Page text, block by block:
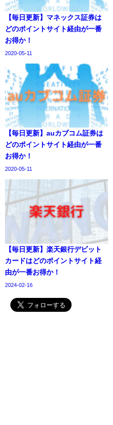
【毎日更新】マネックス証券は
どのポイントサイト経由が一番
お得か！
2020-05-11
【毎日更新】auカブコム証券は
どのポイントサイト経由が一番
お得か！
2020-05-11
【毎日更新】楽天銀行デビット
カードはどのポイントサイト経
由が一番お得か！
2024-02-16